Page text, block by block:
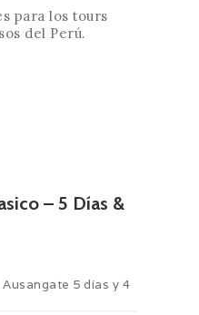
para los tours
del Perú.
– 5 Días &
Ausangate 5 días y 4